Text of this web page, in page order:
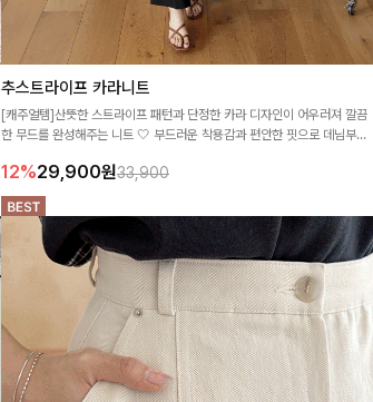
추스트라이프 카라니트
[캐주얼템]산뜻한 스트라이프 패턴과 단정한 카라 디자인이 어우러져 깔끔
한 무드를 완성해주는 니트 🤍 부드러운 착용감과 편안한 핏으로 데님부터
즐기기 좋은 아이템이에요 ✨
12%29,900원33,900